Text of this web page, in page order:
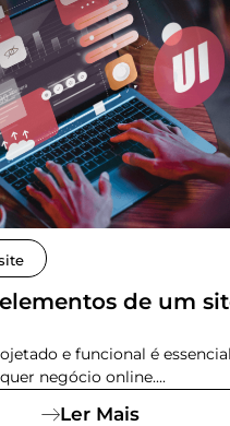
de um
e funcional é
negócio online....
Ler Mais